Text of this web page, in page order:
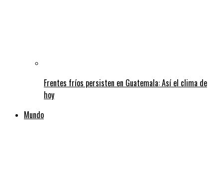
Frentes fríos persisten en Guatemala: Así el clima de
hoy
Mundo